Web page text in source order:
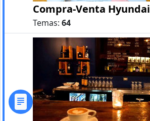
Compra-Venta Hyundai
Temas: 64